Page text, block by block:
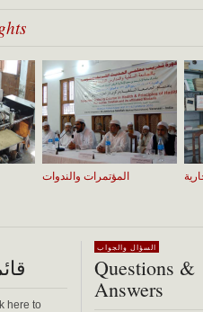
المؤتمرات والندوات
here to
السؤال والجواب
Questions &
Answers